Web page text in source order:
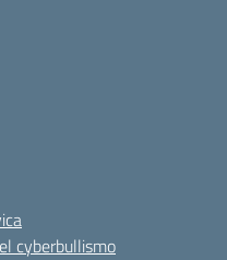
cyberbullismo